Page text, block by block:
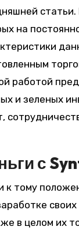
на
работой
и зеленых
с
к тому
в целом их